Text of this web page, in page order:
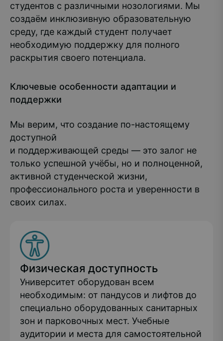
студентов с различными нозологиями. Мы
создаём инклюзивную образовательную
среду, где каждый студент получает
необходимую поддержку для полного
раскрытия своего потенциала.
Ключевые особенности адаптации и
поддержки
Мы верим, что создание по-настоящему
доступной
и поддерживающей среды — это залог не
только успешной учёбы, но и полноценной,
активной студенческой жизни,
профессионального роста и уверенности в
своих силах.
Физическая доступность
Университет оборудован всем
необходимым: от пандусов и лифтов до
специально оборудованных санитарных
зон и парковочных мест. Учебные
аудитории и места для самостоятельной